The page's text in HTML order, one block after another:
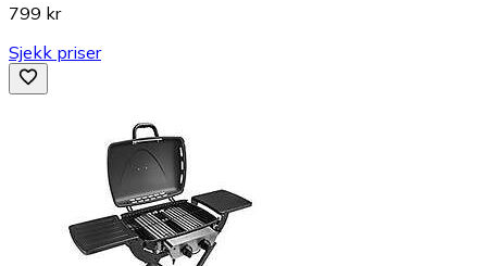
799 kr
Sjekk priser